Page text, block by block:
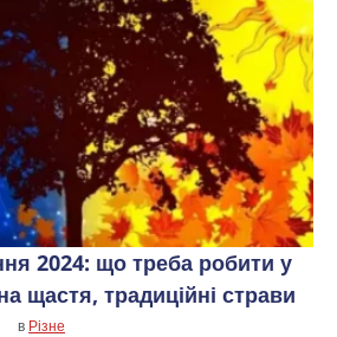
2024: що треба робити у
щастя, традиційні страви
в Різне